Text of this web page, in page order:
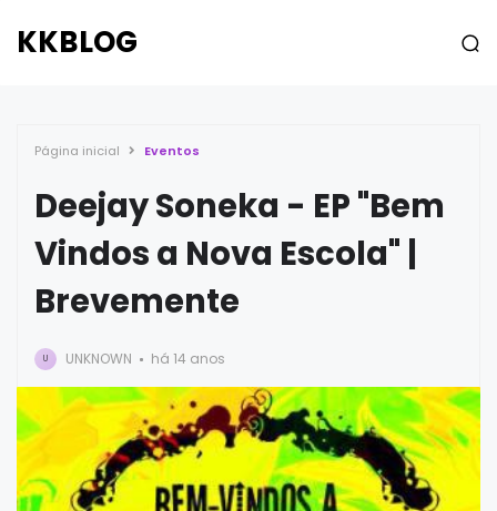
KKBLOG
Página inicial Eventos
Deejay Soneka - EP "Bem
Vindos a Nova Escola" |
Brevemente
U UNKNOWN há 14 anos